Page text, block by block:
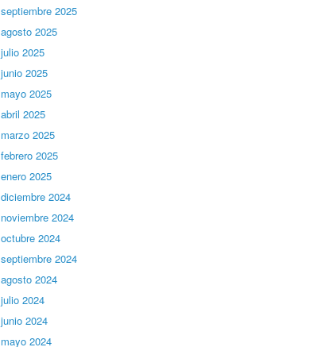
septiembre 2025
agosto 2025
julio 2025
junio 2025
mayo 2025
abril 2025
marzo 2025
febrero 2025
enero 2025
diciembre 2024
noviembre 2024
octubre 2024
septiembre 2024
agosto 2024
julio 2024
junio 2024
mayo 2024